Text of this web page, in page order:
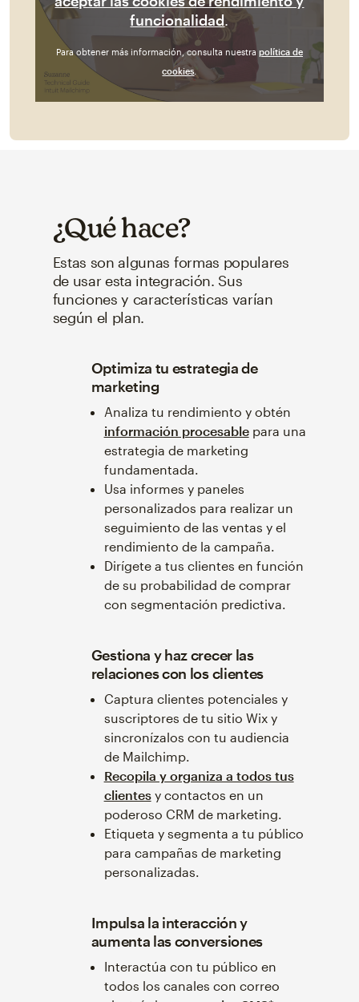
funcionalidad.
Para obtener más información, consulta nuestra política de
cookies.
¿Qué hace?
Estas son algunas formas populares
de usar esta integración. Sus
funciones y características varían
según el plan.
Optimiza tu estrategia de
marketing
Analiza tu rendimiento y obtén
información procesablepara una
estrategia de marketing
fundamentada.
Usa informes y paneles
personalizados para realizar un
seguimiento de las ventas y el
rendimiento de la campaña.
Dirígete a tus clientes en función
de su probabilidad de comprar
con segmentación predictiva.
Gestiona y haz crecer las
relaciones con los clientes
Captura clientes potenciales y
suscriptores de tu sitio Wix y
sincronízalos con tu audiencia
de Mailchimp.
Recopila y organiza a todos tus
clientesy contactos en un
poderoso CRM de marketing.
Etiqueta y segmenta a tu público
para campañas de marketing
personalizadas.
Impulsa la interacción y
aumenta las conversiones
Interactúa con tu público en
todos los canales con correo